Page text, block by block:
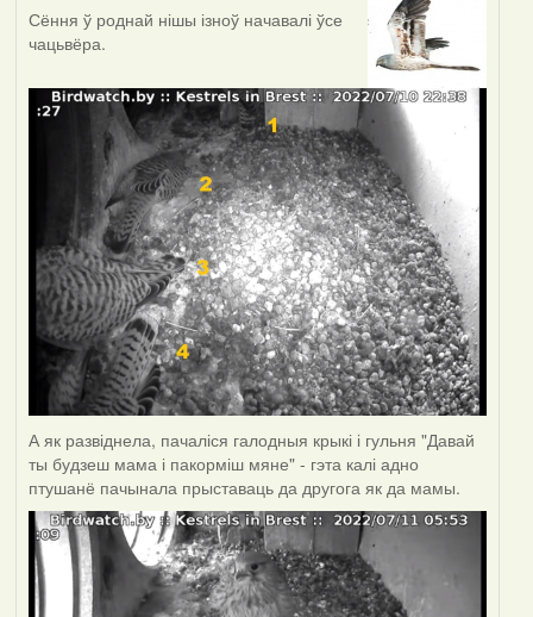
Сёння ў роднай нішы ізноў начавалі ўсе
чацьвёра.
А як развіднела, пачаліся галодныя крыкі і гульня "Давай
ты будзеш мама і пакорміш мяне" - гэта калі адно
птушанё пачынала прыставаць да другога як да мамы.